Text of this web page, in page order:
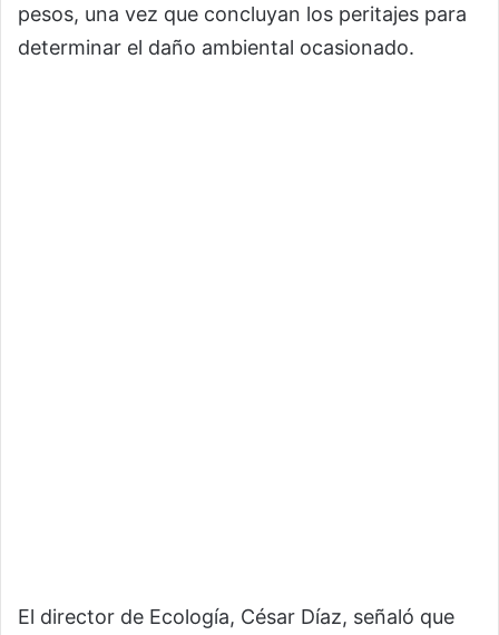
pesos, una vez que concluyan los peritajes para
determinar el daño ambiental ocasionado.
El director de Ecología, César Díaz, señaló que